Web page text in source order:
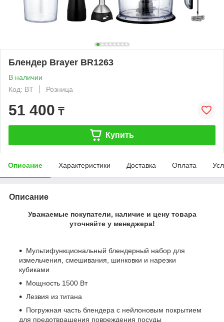
Блендер Brayer BR1263
В наличии
Код: BT
Розница
51 400 ₸
Купить
Описание Характеристики Доставка Оплата
Описание
Уважаемые покупатели, наличие и цену товара
уточняйте у менеджера!
Мультифункциональный блендерный набор для
измельчения, смешивания, шинковки и нарезки
кубиками
Мощность 1500 Вт
Лезвия из титана
Погружная часть блендера с нейлоновым покрытием
для предотвращения повреждения посуды